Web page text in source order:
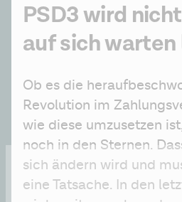
PSD3 wird
auf sich warten
Ob es die
Revolution im
wie diese umzusetzen
noch in den Sternen.
sich ändern wird und
eine Tatsache. In den